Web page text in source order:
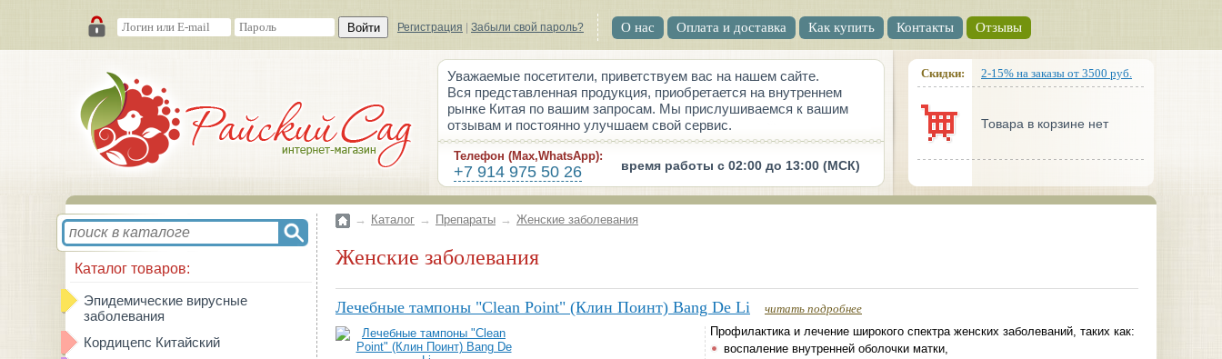
Войти Регистрация Забыли свой пароль? О нас Оплата и доставка Как купить Контакты Отзывы
Уважаемые посетители, приветствуем вас на нашем сайте.
Вся представленная продукция, приобретается на внутреннем
рынке Китая по вашим запросам. Мы прислушиваемся к вашим
отзывам и постоянно улучшаем свой сервис.
Телефон (Max,WhatsApp):
+7 914 975 50 26 время работы с 02:00 до 13:00 (МСК)
Скидки: 2-15% на заказы от 3500 руб.
Товара в корзине нет
Каталог товаров:
Эпидемические вирусные
заболевания
Кордицепс Китайский
→ Каталог → Препараты → Женские заболевания
Женские заболевания
Лечебные тампоны "Clean Point" (Клин Поинт) Bang De Li читать подробнее
Профилактика и лечение широкого спектра женских заболеваний, таких как:
воспаление внутренней оболочки матки,